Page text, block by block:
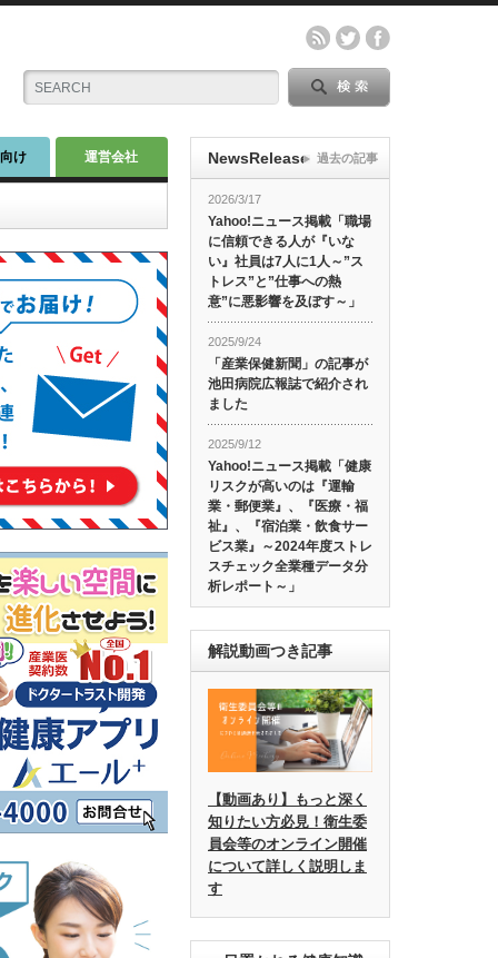
け 運営会社 NewsRelease
2026/3/17
Yahoo!ニュース掲載「職場
に信頼できる人が『いな
い』社員は7人に1人～”ス
トレス”と”仕事への熱
意”に悪影響を及ぼす～」
2025/9/24
「産業保健新聞」の記事が
池田病院広報誌で紹介され
ました
2025/9/12
Yahoo!ニュース掲載「健康
リスクが高いのは『運輸
業・郵便業』、『医療・福
祉』、『宿泊業・飲食サー
ビス業』～2024年度ストレ
スチェック全業種データ分
析レポート～」
過去の記事
解説動画つき記事
【動画あり】もっと深く
知りたい方必見！衛生委
員会等のオンライン開催
について詳しく説明しま
す